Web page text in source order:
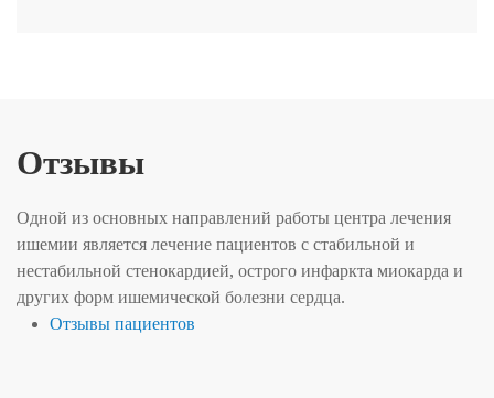
Отзывы
Одной из основных направлений работы центра лечения
ишемии является лечение пациентов с стабильной и
нестабильной стенокардией, острого инфаркта миокарда и
других форм ишемической болезни сердца.
Отзывы пациентов